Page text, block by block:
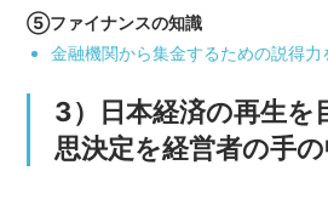
⑤ファイナンスの知識
金融機関から集金するための説得力
3）日本経済の再生を
思決定を経営者の手